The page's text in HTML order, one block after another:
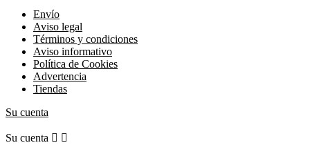
Envío
Aviso legal
Términos y condiciones
Aviso informativo
Política de Cookies
Advertencia
Tiendas
Su cuenta
Su cuenta  